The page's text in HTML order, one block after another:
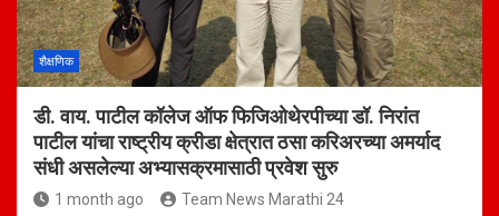
शैक्षणिक
डी. वाय. पाटील कॉलेज ऑफ फिजिओथेरपीच्या डॉ. निरांत
पाटील यांचा राष्ट्रीय क्रीडा क्षेत्रात ठसा करिअरच्या अमर्याद
संधी असलेल्या अभ्यासक्रमासाठी प्रवेश सुरु
1 month ago Team News Marathi 24